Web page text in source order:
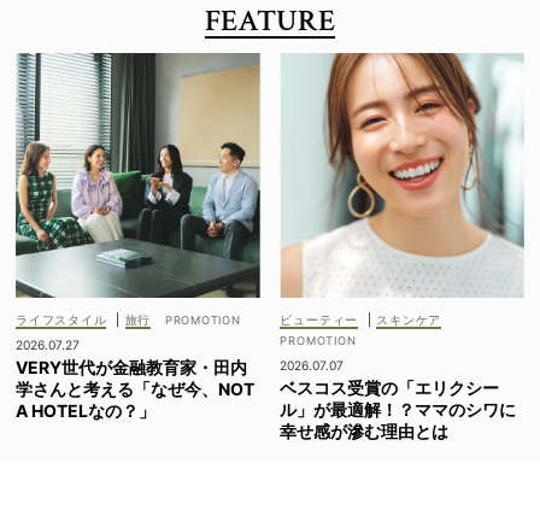
FEATURE
ライフスタイル
旅行
2026.07.27
VERY世代が金融教育家・田内
学さんと考える「なぜ今、NOT
A HOTELなの？」
ビューティー スキンケア
2026.07.07
ベスコス受賞の「エリクシー
ル」が最適解！？ママのシワに
幸せ感が滲む理由とは